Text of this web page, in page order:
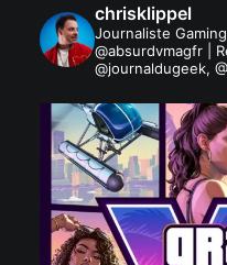
chrisklippel
Journaliste
@absurdvmagfr |
@journaldugeek,